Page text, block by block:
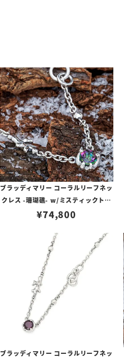
ブラッディマリー コーラルリーフネッ
クレス -珊瑚礁- w/ミスティックトパ
ーズ
¥74,800
ブラッディマリー コーラルリーフネッ